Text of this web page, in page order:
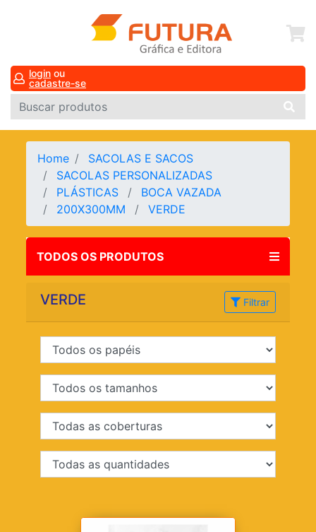
login ou
cadastre-se
Home
SACOLAS E SACOS
SACOLAS PERSONALIZADAS
PLÁSTICAS
BOCA VAZADA
200X300MM
VERDE
TODOS OS PRODUTOS
VERDE Filtrar